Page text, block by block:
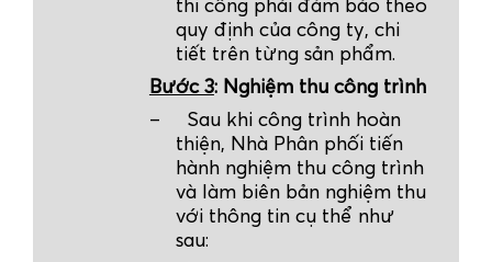
thi công phải đảm bảo theo
quy định của công ty, chi
tiết trên từng sản phẩm.
Bước 3: Nghiệm thu công trình
–
Sau khi công trình hoàn
thiện, Nhà Phân phốitiến
hành nghiệm thu công trình
và làm biên bản nghiệm thu
với thông tin cụ thể như
sau: